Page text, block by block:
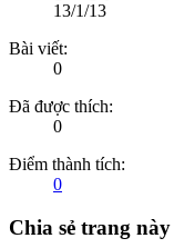
13/1/13
Bài viết:
0
Đã được thích:
0
Điểm thành tích:
0
Chia sẻ trang này